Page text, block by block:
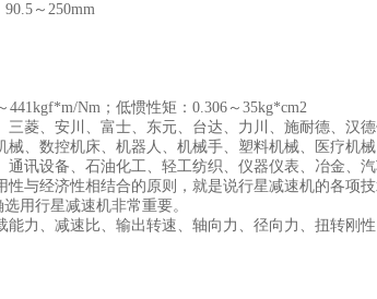
～250mm
Nm；低惯性矩：0.306～35kg*cm2
、安川、富士、东元、台达、力川、施耐德、汉德
数控机床、机器人、机械手、塑料机械、医疗机
讯设备、石油化工、轻工纺织、仪器仪表、冶金、
经济性相结合的原则，就是说行星减速机的各项
用行星减速机非常重要。
力、减速比、输出转速、轴向力、径向力、扭转刚